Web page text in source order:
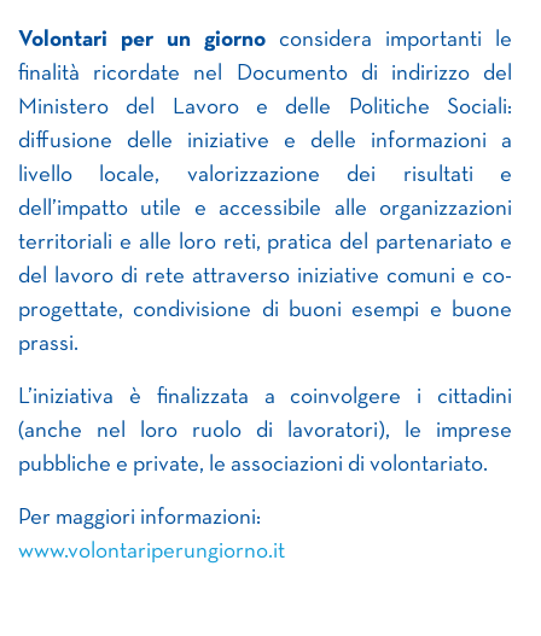
Volontari per un giorno considera importanti le
finalità ricordate nel Documento di indirizzo del
Ministero del Lavoro e delle Politiche Sociali:
diffusione delle iniziative e delle informazioni a
livello locale, valorizzazione dei risultati e
dell’impatto utile e accessibile alle organizzazioni
territoriali e alle loro reti, pratica del partenariato e
del lavoro di rete attraverso iniziative comuni e co-
progettate, condivisione di buoni esempi e buone
prassi.
L’iniziativa è finalizzata a coinvolgere i cittadini
(anche nel loro ruolo di lavoratori), le imprese
pubbliche e private, le associazioni di volontariato.
Per maggiori informazioni:
www.volontariperungiorno.it